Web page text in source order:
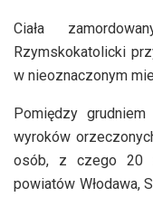
Ciała
Rzymskokatolicki
w nieoznaczonym
Pomiędzy
wyroków
osób, z czego 20
powiatów Włodawa,